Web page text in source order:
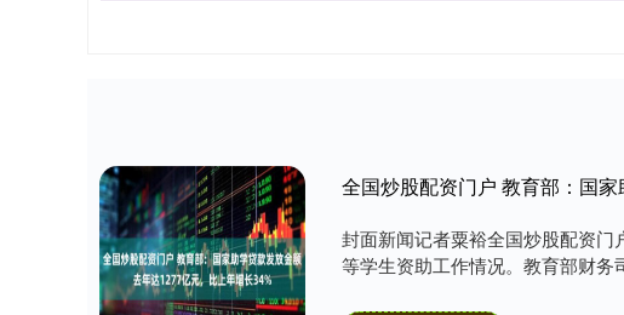
全国炒股配资门户 教育部：国
封面新闻记者粟裕全国炒股配资门
等学生资助工作情况。教育部财务